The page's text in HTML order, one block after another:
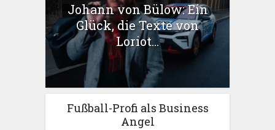
Johann von Bülow: Ein
Glück, die Texte von
Loriot...
Fußball-Profi als Business
Angel